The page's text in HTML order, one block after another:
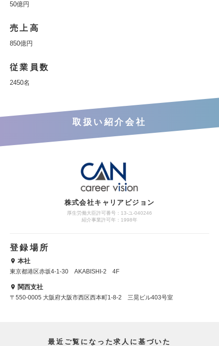
50億円
売上高
850億円
従業員数
2450名
取扱い紹介会社
株式会社キャリアビジョン
厚生労働大臣許可番号：13-ユ-040246
紹介事業許可年：1998年
登録場所
本社
東京都港区赤坂4-1-30 AKABISHI-2 4F
関西支社
〒550-0005 大阪府大阪市西区西本町1-8-2 三晃ビル403号室
最近ご覧になった求人に基づいた